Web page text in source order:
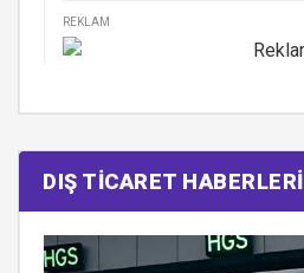
REKLAM
DIŞ TİCARET HABERLERİ